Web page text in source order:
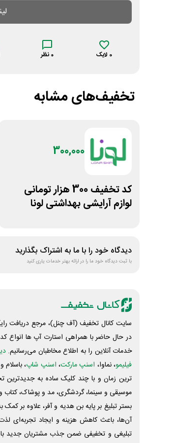
0 لایک 0 نظر
تخفیف‌های مشابه
300,000
کد تخفیف 300 هزار تومانی
لوازم آرایشی بهداشتی لونا
دیدگاه خود را با ما به اشتراک بگذارید
با ثبت دیدگاه خود ما را در ارائه بهتر خدمات یاری کنید
سایت کانال تخفیف (آف چنل)، مرجع دریافت
در حال حاضر با همراهی استارت آپ ها انواع
خدمات آنلاین را به اطلاع مخاطبان می‌رسانیم.
فیلیمو، نماوا، اسنپ مارکت، اسنپ شاپ، باسلام و
ترین زمان و با چند کلیک ساده به جدیدترین
موسیقی و سینما، گردشگری، مد و پوشاک، کتاب
بستر تبلیغ بر پایه بن هدیه و آفر، علاوه بر
آن‌ها، باعث کاهش هزینه و ایجاد تجربه‌ای
تبلیغی و تخفیفی ضمن جذب مشتریان جدید